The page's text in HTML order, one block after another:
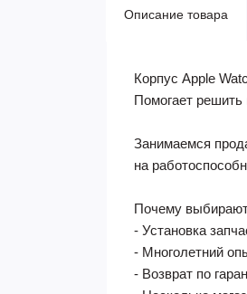
Описание товара
Корпус Apple
Помогает решить
Занимаемся
на
Почему
- Установка
- Многолетний
- Возврат по